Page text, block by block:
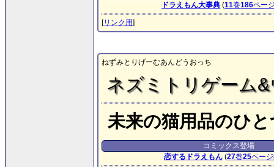
ドラえもん大事典 (11巻186ペー
[リンク用]
ねずみとりげーむあんどうおっち
ネズミトリゲーム
未来の猫用品のひ
コミックス登場
恋するドラえもん(27巻25ページ